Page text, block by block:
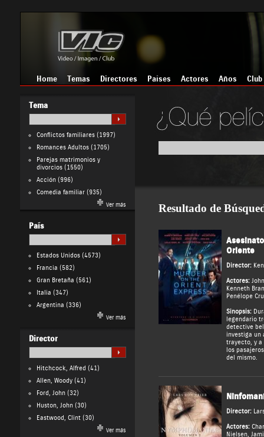
Home Temas Directores Países Actores Años Club
Tema
Conflictos familiares(1997)
Romances Adultos(1705)
Parejas matrimonios y
divorcios(1550)
Acción(996)
Comedia familiar(935)
Ver más
País
Estados Unidos(4573)
Francia (582)
Gran Bretaña (561)
Italia (347)
Argentina (336)
Ver más
Director
Hitchcock, Alfred (41)
Allen, Woody(41)
Ford, John(32)
Huston, John(30)
Eastwood, Clint(30)
Ver más
Resultado de
Oriente
Director:
Actores:
Kenneth
Penélope
Sinopsis:
legendario
detective
investiga un
trayecto, y a
los
del mismo.
Director:
Actores:
Nielsen,